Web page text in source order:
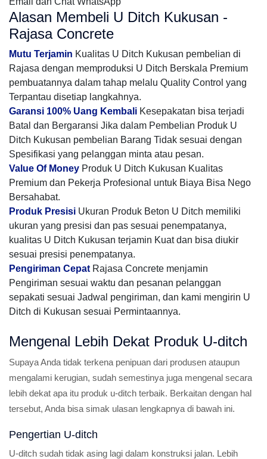
Alasan Membeli U Ditch Kukusan -
Rajasa Concrete
Mutu Terjamin Kualitas U Ditch Kukusan pembelian di
Rajasa dengan memproduksi U Ditch Berskala Premium
pembuatannya dalam tahap melalu Quality Control yang
Terpantau disetiap langkahnya.
Garansi 100% Uang Kembali Kesepakatan bisa terjadi
Batal dan Bergaransi Jika dalam Pembelian Produk U
Ditch Kukusan pembelian Barang Tidak sesuai dengan
Spesifikasi yang pelanggan minta atau pesan.
Value Of Money Produk U Ditch Kukusan Kualitas
Premium dan Pekerja Profesional untuk Biaya Bisa Nego
Bersahabat.
Produk Presisi Ukuran Produk Beton U Ditch memiliki
ukuran yang presisi dan pas sesuai penempatanya,
kualitas U Ditch Kukusan terjamin Kuat dan bisa diukir
sesuai presisi penempatanya.
Pengiriman Cepat Rajasa Concrete menjamin
Pengiriman sesuai waktu dan pesanan pelanggan
sepakati sesuai Jadwal pengiriman, dan kami mengirin U
Ditch di Kukusan sesuai Permintaannya.
Mengenal Lebih Dekat Produk U-ditch
Supaya Anda tidak terkena penipuan dari produsen ataupun
mengalami kerugian, sudah semestinya juga mengenal secara
lebih dekat apa itu produk u-ditch terbaik. Berkaitan dengan hal
tersebut, Anda bisa simak ulasan lengkapnya di bawah ini.
Pengertian U-ditch
U-ditch sudah tidak asing lagi dalam konstruksi jalan. Lebih